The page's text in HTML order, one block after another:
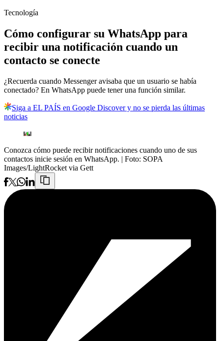
Tecnología
Cómo configurar su WhatsApp para
recibir una notificación cuando un
contacto se conecte
¿Recuerda cuando Messenger avisaba que un usuario se había
conectado? En WhatsApp puede tener una función similar.
Siga a EL PAÍS en Google Discover y no se pierda las últimas
noticias
Conozca cómo puede recibir notificaciones cuando uno de sus
contactos inicie sesión en WhatsApp. | Foto: SOPA
Images/LightRocket via Gett